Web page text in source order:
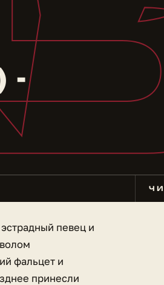
-
певец и
фальцет и
принесли